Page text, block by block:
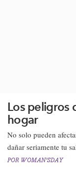
Los peligros
hogar
​No solo pueden
dañar seriamente tu
POR WOMAN'SDAY